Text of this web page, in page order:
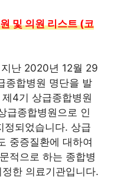
및 의원 리스트 (코
난 2020년 12월 29
종합병원 명단을 발
4기 상급종합병원
급종합병원으로 인
정되었습니다. 상급
중증질환에 대하여
적으로 하는 종합병
한 의료기관입니다.